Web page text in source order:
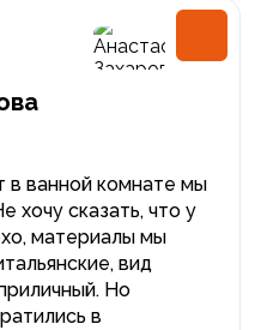
в ванной комнате мы
хочу сказать, что у
материалы мы
вид
Но
в